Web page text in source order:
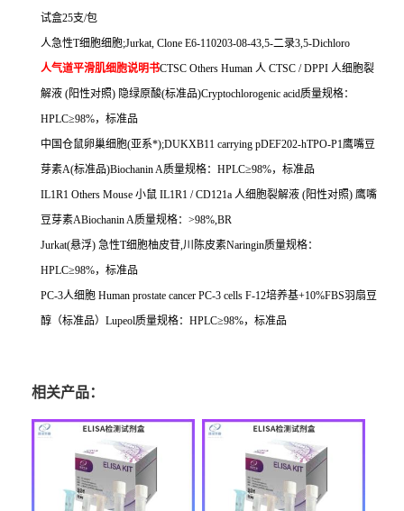
试盒25支/包
人急性T细胞细胞;Jurkat, Clone E6-110203-08-43,5-二录3,5-Dichloro
人气道平滑肌细胞说明书CTSC Others Human 人 CTSC / DPPI 人细胞裂
解液 (阳性对照) 隐绿原酸(标准品)Cryptochlorogenic acid质量规格：
HPLC≥98%，标准品
中国仓鼠卵巢细胞(亚系*);DUKXB11 carrying pDEF202-hTPO-P1 鹰嘴豆
芽素A(标准品)Biochanin A质量规格： HPLC≥98%，标准品
IL1R1 Others Mouse 小鼠 IL1R1 / CD121a 人细胞裂解液 (阳性对照) 鹰嘴
豆芽素ABiochanin A质量规格： >98%,BR
Jurkat(悬浮) 急性T细胞柚皮苷 川陈皮素Naringin质量规格：
HPLC≥98%，标准品
PC-3人细胞 Human prostate cancer PC-3 cells F-12培养基+10%FBS羽扇豆
醇（标准品） Lupeol质量规格： HPLC≥98%，标准品
相关产品：